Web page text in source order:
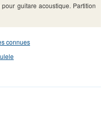
guitare acoustique. Partition
connues